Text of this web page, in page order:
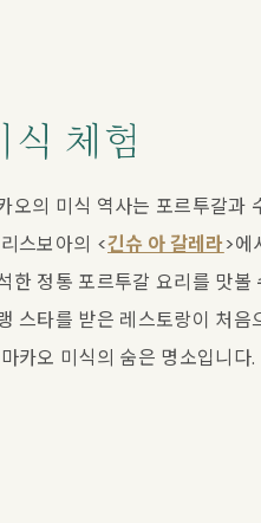
식 체험
오의 미식 역사는 포르투갈과
스보아의 <긴슈 아 갈레라>에
한 정통 포르투갈 요리를 맛
스타를 받은 레스토랑이 처
카오 미식의 숨은 명소입니다.